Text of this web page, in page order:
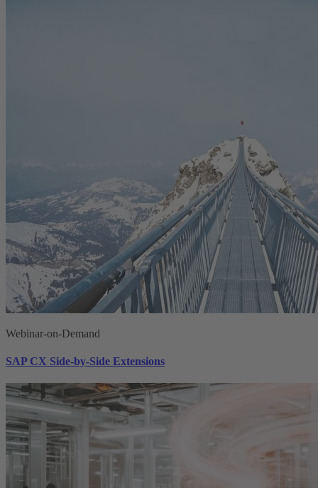
Webinar-on-Demand
SAP CX Side-by-Side Extensions